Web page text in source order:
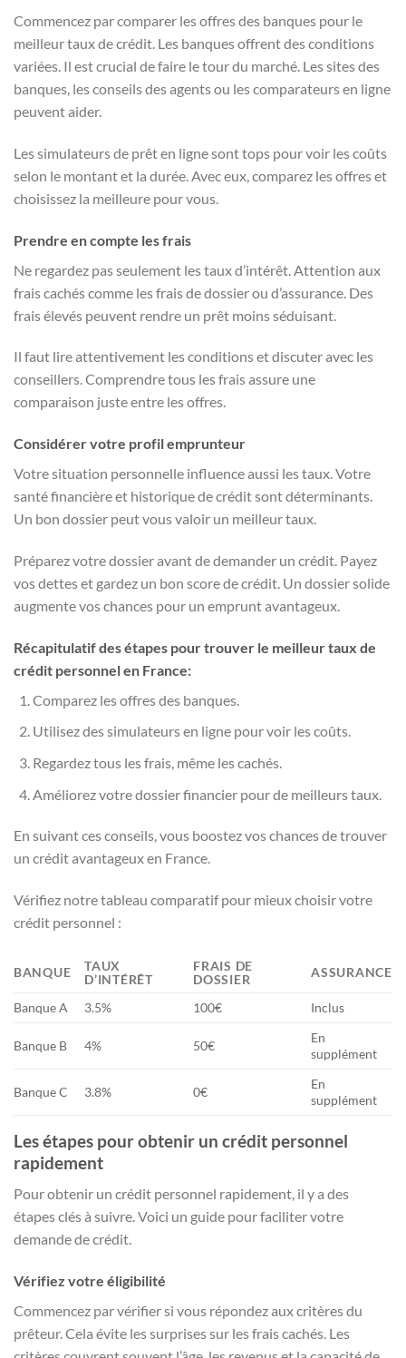
Commencez par comparer les offres des banques pour le
meilleur taux de crédit. Les banques offrent des conditions
variées. Il est crucial de faire le tour du marché. Les sites des
banques, les conseils des agents ou les comparateurs en ligne
peuvent aider.
Les simulateurs de prêt en ligne sont tops pour voir les coûts
selon le montant et la durée. Avec eux, comparez les offres et
choisissez la meilleure pour vous.
Prendre en compte les frais
Ne regardez pas seulement les taux d’intérêt. Attention aux
frais cachés comme les frais de dossier ou d’assurance. Des
frais élevés peuvent rendre un prêt moins séduisant.
Il faut lire attentivement les conditions et discuter avec les
conseillers. Comprendre tous les frais assure une
comparaison juste entre les offres.
Considérer votre profil emprunteur
Votre situation personnelle influence aussi les taux. Votre
santé financière et historique de crédit sont déterminants.
Un bon dossier peut vous valoir un meilleur taux.
Préparez votre dossier avant de demander un crédit. Payez
vos dettes et gardez un bon score de crédit. Un dossier solide
augmente vos chances pour un emprunt avantageux.
Récapitulatif des étapes pour trouver le meilleur taux de
crédit personnel en France:
Comparez les offres des banques.
Utilisez des simulateurs en ligne pour voir les coûts.
Regardez tous les frais, même les cachés.
Améliorez votre dossier financier pour de meilleurs taux.
En suivant ces conseils, vous boostez vos chances de trouver
un crédit avantageux en France.
Vérifiez notre tableau comparatif pour mieux choisir votre
crédit personnel :
BANQUE
TAUX
D’INTÉRÊT
FRAIS DE
DOSSIER
ASSURANCE
Banque A 3.5% 100€ Inclus
Banque B 4% 50€
En
supplément
Banque C 3.8% 0€
En
supplément
Les étapes pour obtenir un crédit personnel
rapidement
Pour obtenir un crédit personnel rapidement, il y a des
étapes clés à suivre. Voici un guide pour faciliter votre
demande de crédit.
Vérifiez votre éligibilité
Commencez par vérifier si vous répondez aux critères du
prêteur. Cela évite les surprises sur les frais cachés. Les